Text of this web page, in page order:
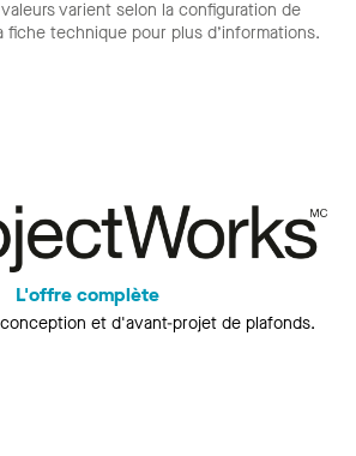
valeurs varient selon la configuration de
fiche technique pour plus d’informations.
L'offre complète
et d'avant-projet de plafonds.